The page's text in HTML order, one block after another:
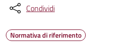
Condividi
Normativa di riferimento